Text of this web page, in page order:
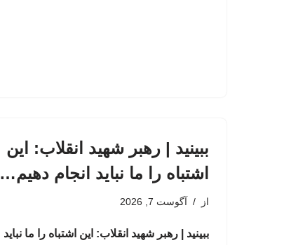
ببینید | رهبر شهید انقلاب: این
اشتباه را ما نباید انجام دهیم…
از آگوست 7, 2026
ببینید | رهبر شهید انقلاب: این اشتباه را ما نباید